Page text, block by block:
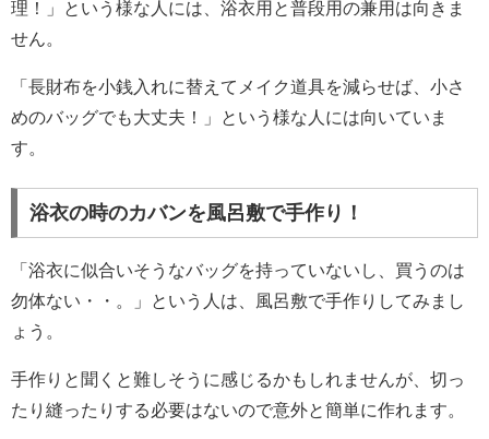
理！」という様な人には、浴衣用と普段用の兼用は向きま
せん。
「長財布を小銭入れに替えてメイク道具を減らせば、小さ
めのバッグでも大丈夫！」という様な人には向いていま
す。
浴衣の時のカバンを風呂敷で手作り！
「浴衣に似合いそうなバッグを持っていないし、買うのは
勿体ない・・。」という人は、風呂敷で手作りしてみまし
ょう。
手作りと聞くと難しそうに感じるかもしれませんが、切っ
たり縫ったりする必要はないので意外と簡単に作れます。